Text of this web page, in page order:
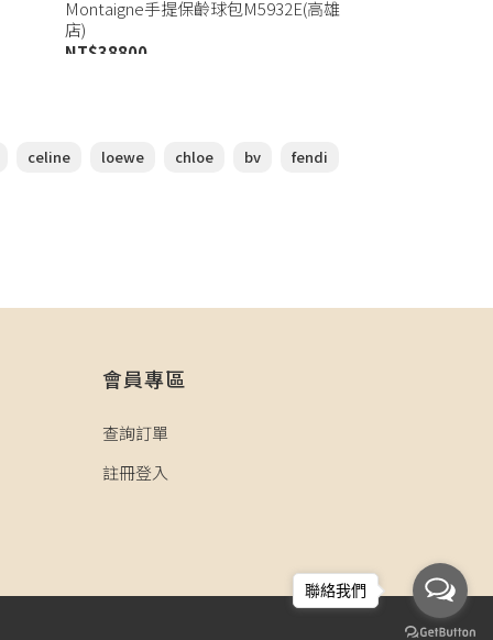
Montaigne手提保齡球包M5932E(高雄
店)
NT$38800
celine loewe chloe bv
fendi
會員專區
查詢訂單
註冊登入
聯絡我們